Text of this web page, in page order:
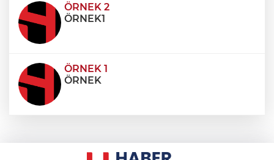
condimentum eros et, faucibus sapien. Praese
ÖRNEK 2
ÖRNEK1
ÖRNEK 1
ÖRNEK